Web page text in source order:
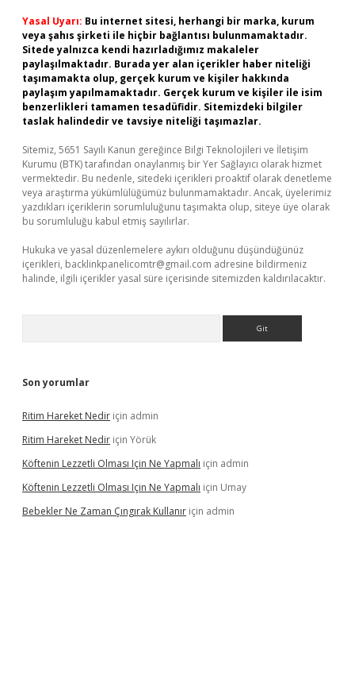
Yasal Uyarı: Bu internet sitesi, herhangi bir marka, kurum
veya şahıs şirketi ile hiçbir bağlantısı bulunmamaktadır.
Sitede yalnızca kendi hazırladığımız makaleler
paylaşılmaktadır. Burada yer alan içerikler haber niteliği
taşımamakta olup, gerçek kurum ve kişiler hakkında
paylaşım yapılmamaktadır. Gerçek kurum ve kişiler ile isim
benzerlikleri tamamen tesadüfidir. Sitemizdeki bilgiler
taslak halindedir ve tavsiye niteliği taşımazlar.
Sitemiz, 5651 Sayılı Kanun gereğince Bilgi Teknolojileri ve İletişim
Kurumu (BTK) tarafından onaylanmış bir Yer Sağlayıcı olarak hizmet
vermektedir. Bu nedenle, sitedeki içerikleri proaktif olarak denetleme
veya araştırma yükümlülüğümüz bulunmamaktadır. Ancak, üyelerimiz
yazdıkları içeriklerin sorumluluğunu taşımakta olup, siteye üye olarak
bu sorumluluğu kabul etmiş sayılırlar.
Hukuka ve yasal düzenlemelere aykırı olduğunu düşündüğünüz
içerikleri, backlinkpanelicomtr@gmail.com adresine bildirmeniz
halinde, ilgili içerikler yasal süre içerisinde sitemizden kaldırılacaktır.
Son yorumlar
Ritim Hareket Nedir için admin
Ritim Hareket Nedir için Yörük
Köftenin Lezzetli Olması Için Ne Yapmalı için admin
Köftenin Lezzetli Olması Için Ne Yapmalı için Umay
Bebekler Ne Zaman Çıngırak Kullanır için admin